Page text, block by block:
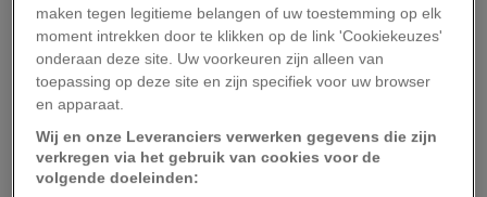
Brazilianen zijn er gek op en eten het op iedere
feestelijke gelegenheid:brigadeiro. De zoete
chocoladeballetjes zijn een combinatie van boter,
zoete gecondenseerde melk en cacao, waarna ze
door de hagelslag gerold worden. De
bonbonachtige lekkernijen zijn vernoemd naar
maken tegen legitieme belangen of uw toestemming op elk
moment intrekken door te klikken op de link 'Cookiekeuzes'
onderaan deze site. Uw voorkeuren zijn alleen van
toepassing op deze site en zijn specifiek voor uw browser
en apparaat.
Wij en onze Leveranciers verwerken gegevens die zijn
verkregen via het gebruik van cookies voor de
volgende doeleinden: